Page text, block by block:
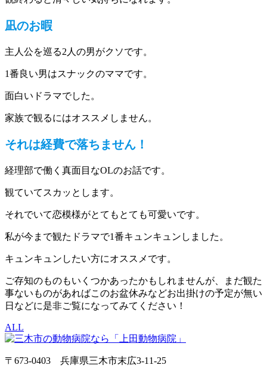
凪のお暇
主人公を巡る2人の男がクソです。
1番良い男はスナックのママです。
面白いドラマでした。
家族で観るにはオススメしません。
それは経費で落ちません！
経理部で働く真面目なOLのお話です。
観ていてスカッとします。
それでいて恋模様がとてもとても可愛いです。
私が今まで観たドラマで1番キュンキュンしました。
キュンキュンしたい方にオススメです。
ご存知のものもいくつかあったかもしれませんが、まだ観た
事ないものがあればこのお盆休みなどお出掛けの予定が無い
日などに是非ご覧になってみてください！
ALL
〒673-0403 兵庫県三木市末広3-11-25